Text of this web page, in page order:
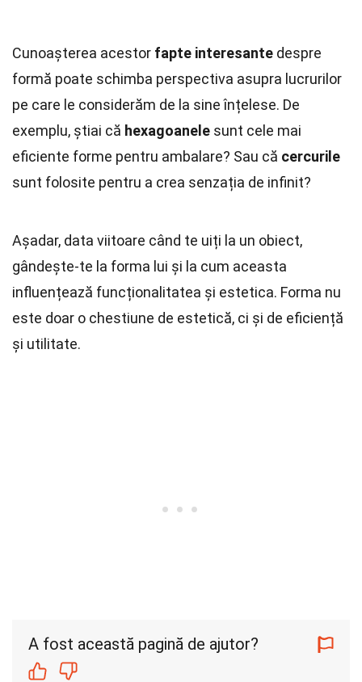
Cunoașterea acestor fapte interesante despre
formă poate schimba perspectiva asupra lucrurilor
pe care le considerăm de la sine înțelese. De
exemplu, știai că hexagoanele sunt cele mai
eficiente forme pentru ambalare? Sau că cercurile
sunt folosite pentru a crea senzația de infinit?
Așadar, data viitoare când te uiți la un obiect,
gândește-te la forma lui și la cum aceasta
influențează funcționalitatea și estetica. Forma nu
este doar o chestiune de estetică, ci și de eficiență
și utilitate.
A fost această pagină de ajutor?